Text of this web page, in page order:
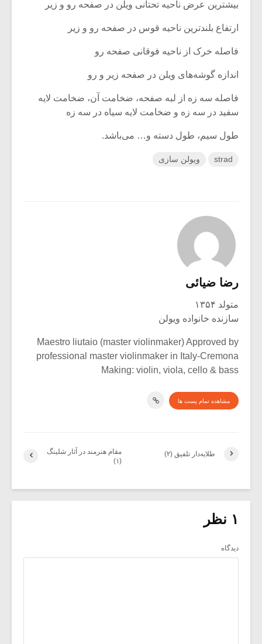
بیشترین عرض ناحیه تحتانی ویلن در صفحه رو و زیر
ارتفاع بلندترین ناحیه قوس در صفحه رو و زیر
فاصله خرک از ناحیه فوقانی صفحه رو
اندازه گوشه‌های ویلن در صفحه زیر و رو
فاصله سه زه از لبه صفحه، ضخامت آن، ضخامت لایه
سفید در سه زه و ضخامت لایه سیاه در سه زه
طول سیم، طول دسته و… می‌باشد.
strad ویولن سازی
رضا ضیائی
متولد ۱۳۵۴
سازنده خانواده ویولن
Maestro liutaio (master violinmaker) Approved by
professional master violinmaker in Italy-Cremona
Making: violin, viola, cello & bass
مشاهده تمام پست ها
مقام هنرمند در آثار شلینگ
(۱)
طلایه‌دار تلفیق (۲)
۱ نظر
دیدگاه